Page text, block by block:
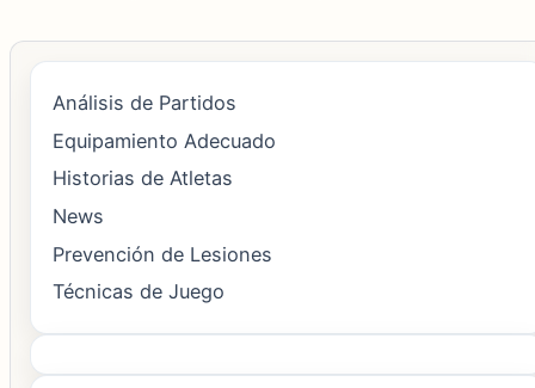
Análisis de Partidos
Equipamiento Adecuado
Historias de Atletas
News
Prevención de Lesiones
Técnicas de Juego